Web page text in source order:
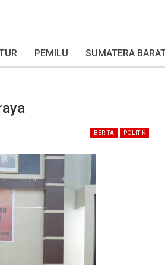
PEMILU SUMATERA
BERITA POLITIK